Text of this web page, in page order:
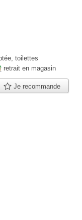
toilettes
retrait en magasin
Je recommande